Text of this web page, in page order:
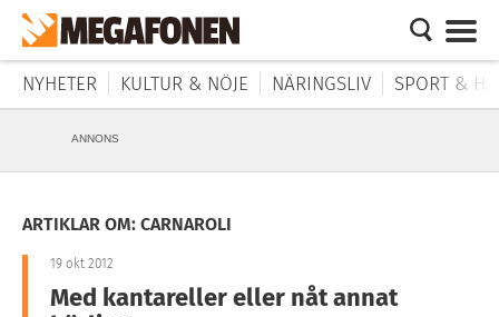
NYHETER KULTUR & NÖJE NÄRINGSLIV SPORT &
ANNONS
ARTIKLAR OM: CARNAROLI
19 okt 2012
Med kantareller eller nåt annat